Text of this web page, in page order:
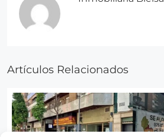
Artículos Relacionados